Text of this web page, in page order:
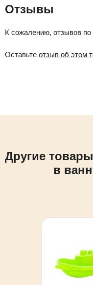
Отзывы
К сожалению, отзывов по
Оставьте отзыв об этом
Другие
в